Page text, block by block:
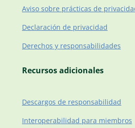
Aviso sobre prácticas de
Declaración de privacidad
Derechos y responsabilidades
Recursos adicionales
Descargos de responsabilidad
Interoperabilidad para miembros